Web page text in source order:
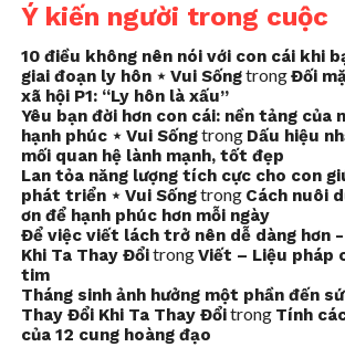
Ý kiến người trong cuộc
10 điều không nên nói với con cái khi
giai đoạn ly hôn ⋆ Vui SốngtrongĐối
xã hội P1: “Ly hôn là xấu”
Yêu bạn đời hơn con cái: nền tảng của
hạnh phúc ⋆ Vui Sốngtrong Dấu hiệu
mối quan hệ lành mạnh, tốt đẹp
Lan tỏa năng lượng tích cực cho con
phát triển ⋆ Vui Sốngtrong Cách nuôi
ơn để hạnh phúc hơn mỗi ngày
Để việc viết lách trở nên dễ dàng hơn
Khi Ta Thay ĐổitrongViết – Liệu pháp
tim
Tháng sinh ảnh hưởng một phần đến
Thay Đổi Khi Ta Thay Đổitrong Tính
của 12 cung hoàng đạo